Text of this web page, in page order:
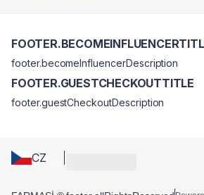
CZ
footer.becomeInfluencerDescription
FOOTER.GUESTCHECKOUTTITLE
footer.guestCheckoutDescription